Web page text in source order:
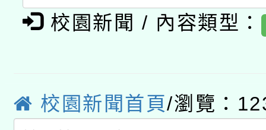
年度健康促進學校輔導
原住民族教育政策研討
轉知教育部國民及學前
方素養工作坊新北場」
函轉國立臺灣師範大學
「族語學習班」招生簡
文教學共融平台-教案
教育部國民及學前教育
校園新聞 / 內容類型：
校園新聞首頁/瀏覽：